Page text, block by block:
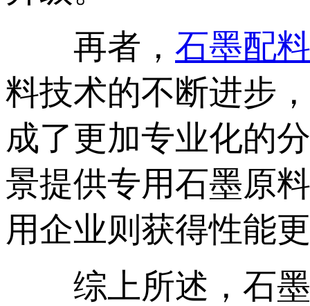
再者， 石墨配
料技术的不断进步
成了更加专业化的
景提供专用石墨原
用企业则获得性能
综上所述，石墨